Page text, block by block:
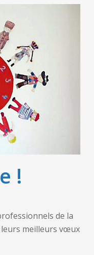
!
de la
meilleurs vœux